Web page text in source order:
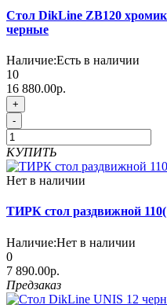
Стол DikLine ZB120
черные
Наличие:Есть в наличии
10
16 880.00р.
+
-
КУПИТЬ
Нет в наличии
ТИРК стол раздвижной
Наличие:Нет в наличии
0
7 890.00р.
Предзаказ